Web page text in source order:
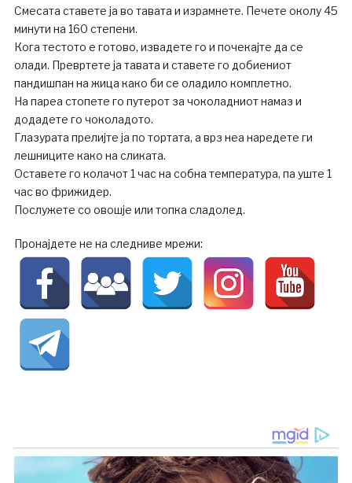
Смесата ставете ја во тавата и израмнете. Печете околу 45
минути на 160 степени.
Кога тестото е готово, извадете го и почекајте да се
олади. Превртете ја тавата и ставете го добиениот
пандишпан на жица како би се оладило комплетно.
На пареа стопете го путерот за чоколадниот намаз и
додадете го чоколадото.
Глазурата прелијте ја по тортата, а врз неа наредете ги
лешниците како на сликата.
Оставете го колачот 1 час на собна температура, па уште 1
час во фрижидер.
Послужете со овошје или топка сладолед.
Пронајдете не на следниве мрежи: